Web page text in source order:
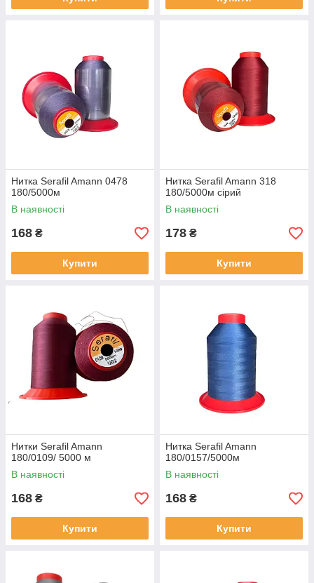
Нитка Serafil Amann 0478
180/5000м
В наявності
168 ₴
Купити
Ниткa Serafil Amann 318
180/5000м сірий
В наявності
178 ₴
Купити
Нитки Serafil Amann
180/0109/ 5000 м
В наявності
168 ₴
Купити
Ниткa Serafil Amann
180/0157/5000м
В наявності
168 ₴
Купити